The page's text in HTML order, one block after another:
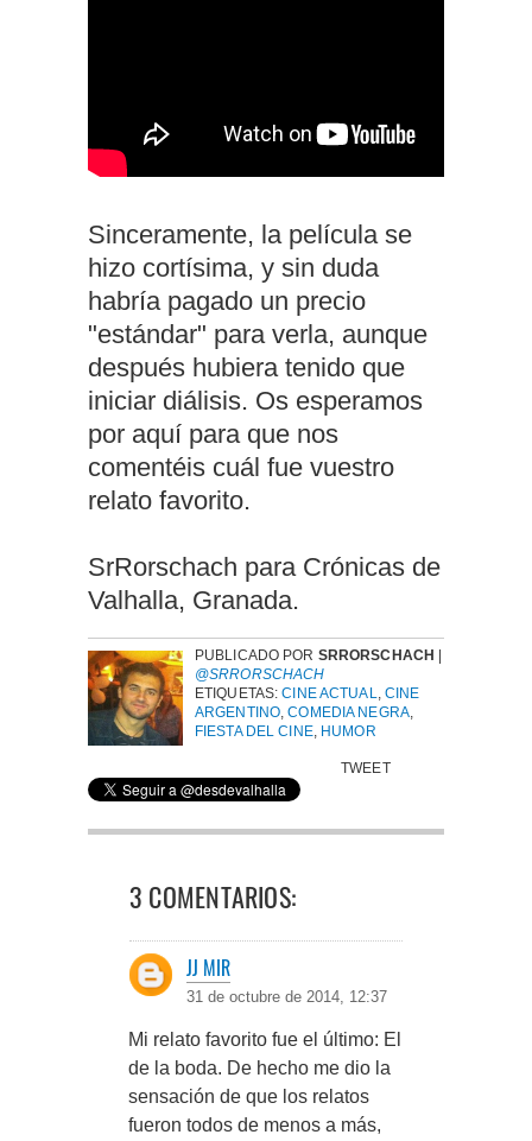
Sinceramente, la película se
hizo cortísima, y sin duda
habría pagado un precio
"estándar" para verla, aunque
después hubiera tenido que
iniciar diálisis. Os esperamos
por aquí para que nos
comentéis cuál fue vuestro
relato favorito.
SrRorschach para Crónicas de
Valhalla, Granada.
PUBLICADO POR SRRORSCHACH
@SRRORSCHACH
ETIQUETAS:CINE ACTUAL, CINE
ARGENTINO,COMEDIA NEGRA,
FIESTA DEL CINE, HUMOR
TWEET
3 COMENTARIOS:
JJ MIR
31 de octubre de 2014, 12:37
Mi relato favorito fue el último: El
de la boda. De hecho me dio la
sensación de que los relatos
fueron todos de menos a más,